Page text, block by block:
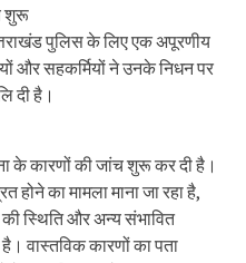
शुरू
पुलिस के लिए एक अपूरणीय
और सहकर्मियों ने उनके निधन पर
दी है।
के कारणों की जांच शुरू कर दी है।
का मामला माना जा रहा है,
स्थिति और अन्य संभावित
वास्तविक कारणों का पता